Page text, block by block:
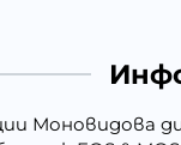
Моновидова